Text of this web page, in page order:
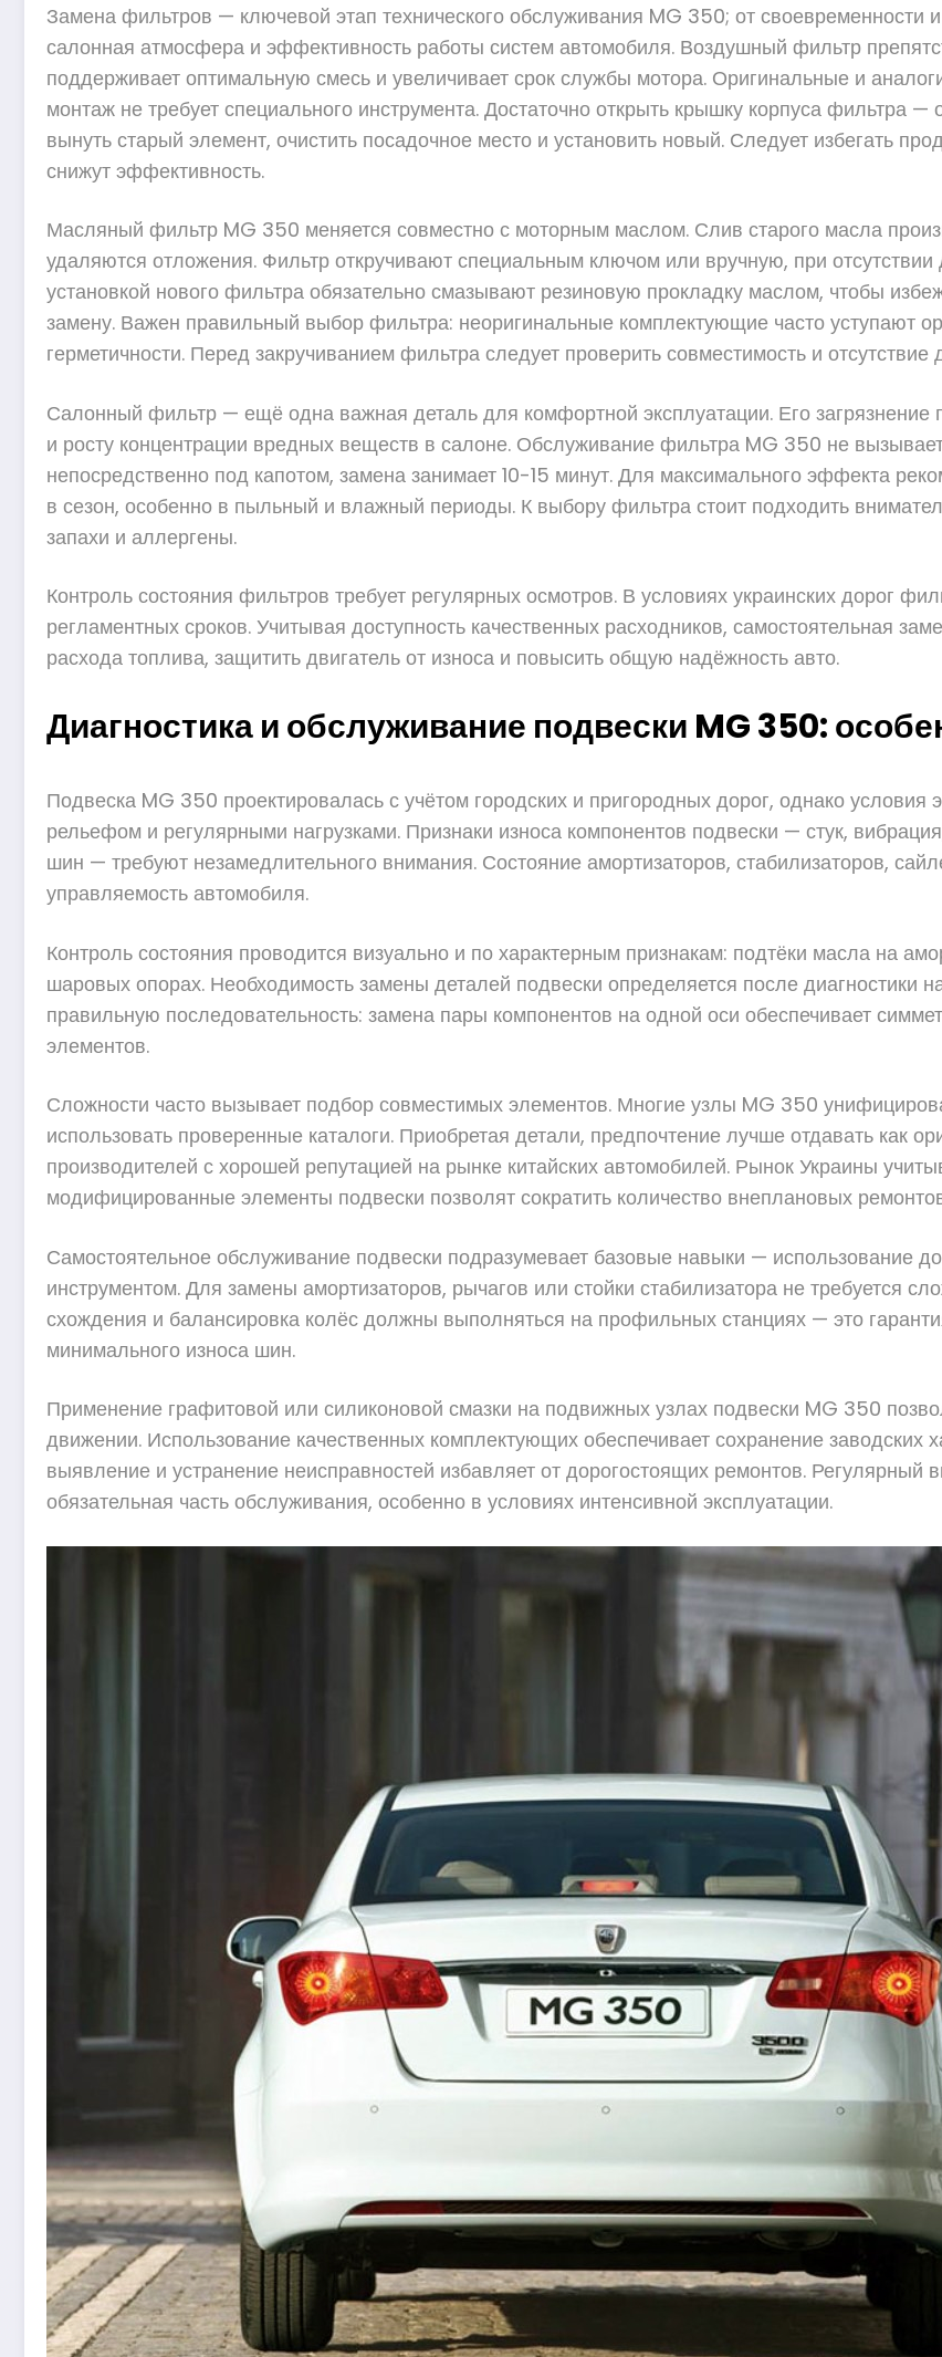
Замена фильтров — ключевой этап технического обслуживания MG 350; от своевременности
салонная атмосфера и эффективность работы систем автомобиля. Воздушный фильтр
поддерживает оптимальную смесь и увеличивает срок службы мотора. Оригинальные и
монтаж не требует специального инструмента. Достаточно открыть крышку корпуса фильтра
вынуть старый элемент, очистить посадочное место и установить новый. Следует избегать
снижут эффективность.
Масляный фильтр MG 350 меняется совместно с моторным маслом. Слив старого масла
удаляются отложения. Фильтр откручивают специальным ключом или вручную, при
установкой нового фильтра обязательно смазывают резиновую прокладку маслом, чтобы
замену. Важен правильный выбор фильтра: неоригинальные комплектующие часто уступают
герметичности. Перед закручиванием фильтра следует проверить совместимость и отсутствие
Салонный фильтр — ещё одна важная деталь для комфортной эксплуатации. Его загрязнение
и росту концентрации вредных веществ в салоне. Обслуживание фильтра MG 350 не
непосредственно под капотом, замена занимает 10-15 минут. Для максимального эффекта
в сезон, особенно в пыльный и влажный периоды. К выбору фильтра стоит подходить
запахи и аллергены.
Контроль состояния фильтров требует регулярных осмотров. В условиях украинских дорог
регламентных сроков. Учитывая доступность качественных расходников, самостоятельная
расхода топлива, защитить двигатель от износа и повысить общую надёжность авто.
Диагностика и обслуживание подвески MG 350:
Подвеска MG 350 проектировалась с учётом городских и пригородных дорог, однако
рельефом и регулярными нагрузками. Признаки износа компонентов подвески — стук,
шин — требуют незамедлительного внимания. Состояние амортизаторов, стабилизаторов,
управляемость автомобиля.
Контроль состояния проводится визуально и по характерным признакам: подтёки масла на
шаровых опорах. Необходимость замены деталей подвески определяется после
правильную последовательность: замена пары компонентов на одной оси обеспечивает
элементов.
Сложности часто вызывает подбор совместимых элементов. Многие узлы MG 350
использовать проверенные каталоги. Приобретая детали, предпочтение лучше отдавать как
производителей с хорошей репутацией на рынке китайских автомобилей. Рынок Украины
модифицированные элементы подвески позволят сократить количество внеплановых
Самостоятельное обслуживание подвески подразумевает базовые навыки — использование
инструментом. Для замены амортизаторов, рычагов или стойки стабилизатора не требуется
схождения и балансировка колёс должны выполняться на профильных станциях — это
минимального износа шин.
Применение графитовой или силиконовой смазки на подвижных узлах подвески MG 350
движении. Использование качественных комплектующих обеспечивает сохранение заводских
выявление и устранение неисправностей избавляет от дорогостоящих ремонтов. Регулярный
обязательная часть обслуживания, особенно в условиях интенсивной эксплуатации.